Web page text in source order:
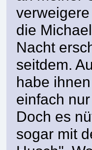
die
Nacht
seitdem.
habe
einfach
Doch es
sogar mit